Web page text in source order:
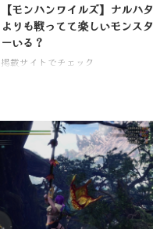
【モンハンワイルズ】ナルハタ
よりも戦ってて楽しいモンスタ
ーいる？
掲載サイトでチェック